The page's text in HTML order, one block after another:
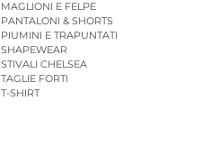
MAGLIONI E FELPE
PANTALONI & SHORTS
PIUMINI E TRAPUNTATI
SHAPEWEAR
STIVALI CHELSEA
TAGLIE FORTI
T-SHIRT